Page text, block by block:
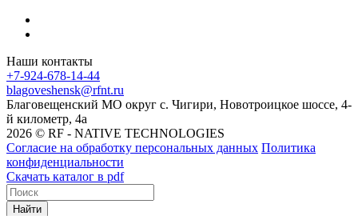
Наши контакты
+7-924-678-14-44‬
blagoveshensk@rfnt.ru
Благовещенский МО округ с. Чигири, Новотроицкое шоссе, 4-
й километр, 4а
2026 © RF - NATIVE TECHNOLOGIES
Согласие на обработку персональных данных Политика
конфиденциальности
Скачать каталог в pdf
Найти